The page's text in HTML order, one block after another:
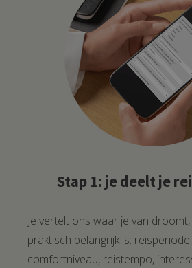
Stap 1: je deelt je
Je vertelt ons waar je van
praktisch belangrijk is:
comfortniveau, reistempo,